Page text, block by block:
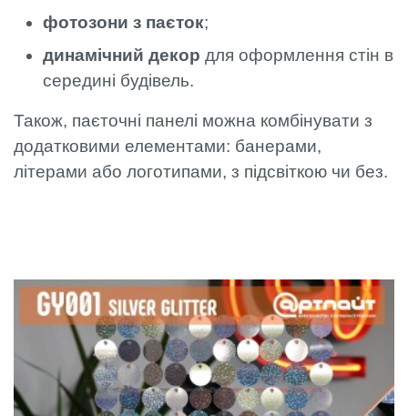
фотозони з паєток;
динамічний декор для оформлення стін в
середині будівель.
Також, паєточні панелі можна комбінувати з
додатковими елементами: банерами,
літерами або логотипами, з підсвіткою чи без.